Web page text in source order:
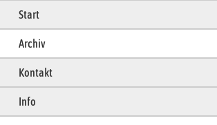
Start
Archiv
Kontakt
Info